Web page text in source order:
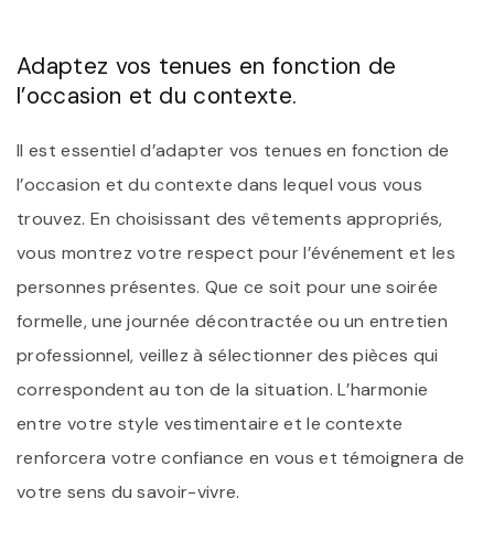
Adaptez vos tenues en fonction de
l’occasion et du contexte.
Il est essentiel d’adapter vos tenues en fonction de
l’occasion et du contexte dans lequel vous vous
trouvez. En choisissant des vêtements appropriés,
vous montrez votre respect pour l’événement et les
personnes présentes. Que ce soit pour une soirée
formelle, une journée décontractée ou un entretien
professionnel, veillez à sélectionner des pièces qui
correspondent au ton de la situation. L’harmonie
entre votre style vestimentaire et le contexte
renforcera votre confiance en vous et témoignera de
votre sens du savoir-vivre.